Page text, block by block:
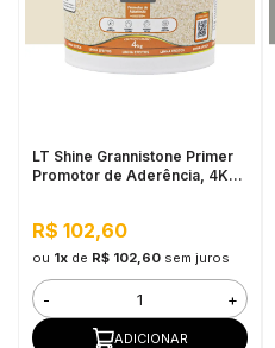
LT Shine Grannistone Primer
Promotor de Aderência, 4KG
R$ 102,60
ou 1xde R$ 102,60 sem juros
- +
ADICIONAR